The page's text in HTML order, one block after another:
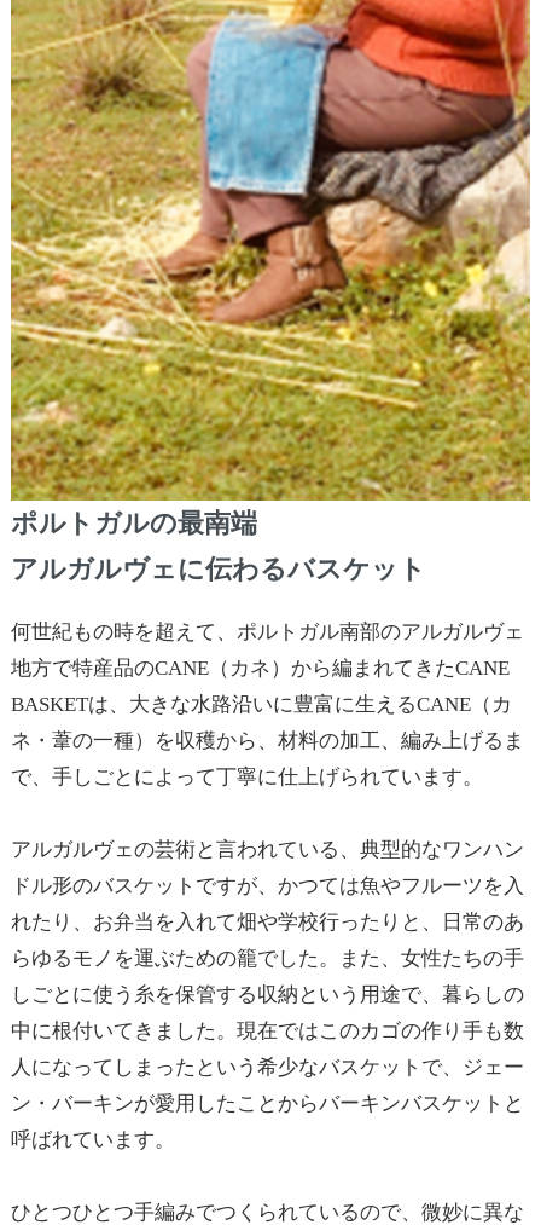
ポルトガルの最南端
アルガルヴェに伝わるバスケット
何世紀もの時を超えて、ポルトガル南部のアルガルヴェ
地方で特産品のCANE（カネ）から編まれてきたCANE
BASKETは、大きな水路沿いに豊富に生えるCANE（カ
ネ・葦の一種）を収穫から、材料の加工、編み上げるま
で、手しごとによって丁寧に仕上げられています。
アルガルヴェの芸術と言われている、典型的なワンハン
ドル形のバスケットですが、かつては魚やフルーツを入
れたり、お弁当を入れて畑や学校行ったりと、日常のあ
らゆるモノを運ぶための籠でした。また、女性たちの手
しごとに使う糸を保管する収納という用途で、暮らしの
中に根付いてきました。現在ではこのカゴの作り手も数
人になってしまったという希少なバスケットで、ジェー
ン・バーキンが愛用したことからバーキンバスケットと
呼ばれています。
ひとつひとつ手編みでつくられているので、微妙に異な